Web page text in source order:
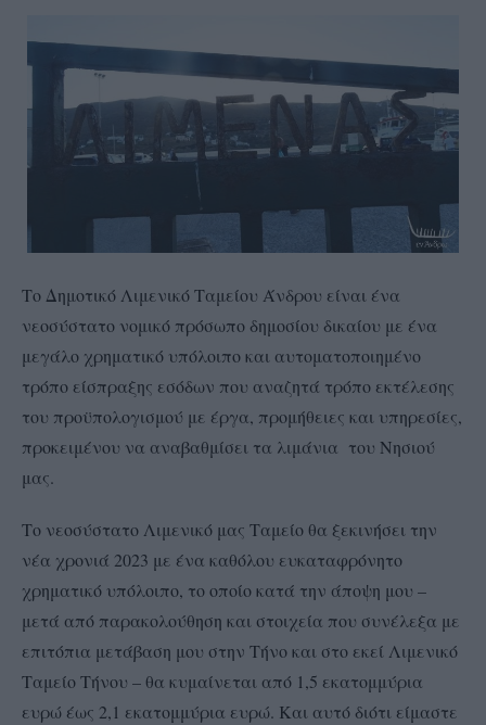
Το Δημοτικό Λιμενικό Ταμείου Άνδρου είναι ένα
νεοσύστατο νομικό πρόσωπο δημοσίου δικαίου με ένα
μεγάλο χρηματικό υπόλοιπο και αυτοματοποιημένο
τρόπο είσπραξης εσόδων που αναζητά τρόπο εκτέλεσης
του προϋπολογισμού με έργα, προμήθειες και υπηρεσίες,
προκειμένου να αναβαθμίσει τα λιμάνια του Νησιού
μας.
Το νεοσύστατο Λιμενικό μας Ταμείο θα ξεκινήσει την
νέα χρονιά 2023 με ένα καθόλου ευκαταφρόνητο
χρηματικό υπόλοιπο, το οποίο κατά την άποψη μου –
μετά από παρακολούθηση και στοιχεία που συνέλεξα με
επιτόπια μετάβαση μου στην Τήνο και στο εκεί Λιμενικό
Ταμείο Τήνου – θα κυμαίνεται από 1,5 εκατομμύρια
ευρώ έως 2,1 εκατομμύρια ευρώ. Και αυτό διότι είμαστε